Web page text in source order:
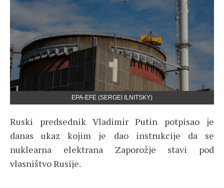
EPA-EFE (SERGEI ILNITSKY)
Ruski predsednik Vladimir Putin potpisao je
danas ukaz kojim je dao instrukcije da se
nuklearna elektrana Zaporožje stavi pod
vlasništvo Rusije.